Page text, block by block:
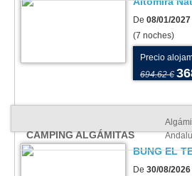
De 08/01/2027
(7 noches)
Precio
694.62 €
CAMPING ALGÁMITAS
BUNG EL
De 30/08/2026